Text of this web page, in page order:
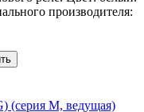
производителя: